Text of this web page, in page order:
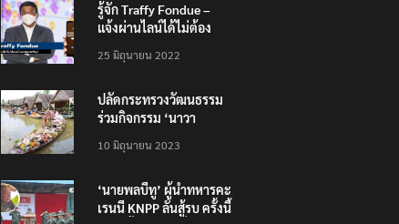
รู้จัก Traffy Fondue –
แจ้งผ่านไลน์ได้ไม่ต้อง
ทั่วไทย ไม่ใช่แค่ในกรุง
25 มิถุนายน 2022
ปลัดกระทรวงวัฒนธรรม
ร่วมกิจกรรม ‘นาวา
ตักบาตรทางน้ำ
10 มิถุนายน 2023
‘นายพลบีทู’ ผู้นำทหารคะ
เรนนี KNPP ลั่นสู้รบ ครั้งนี้